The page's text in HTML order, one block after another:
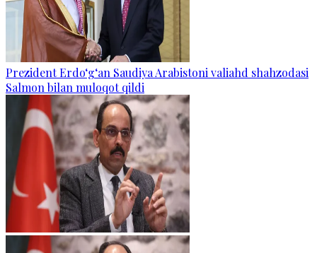
Prezident Erdo‘g‘an Saudiya Arabistoni valiahd shahzodasi
Salmon bilan muloqot qildi